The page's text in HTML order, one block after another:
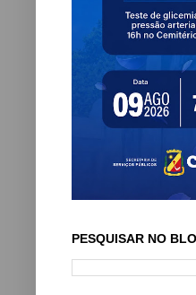
PESQUISAR NO